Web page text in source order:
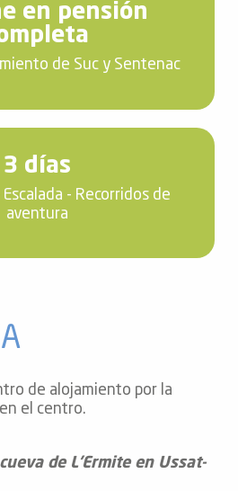
en pensión
de Suc y Sentenac
3 días
- Recorridos de
aventura
de alojamiento por la
el centro.
de L’Ermite en Ussat-